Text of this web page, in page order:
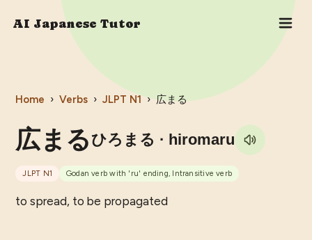
AI Japanese Tutor
Home › Verbs › JLPT N1 › 広まる
広まるひろまる · hiromaru
JLPT N1 Godan verb with 'ru' ending, Intransitive verb
to spread, to be propagated